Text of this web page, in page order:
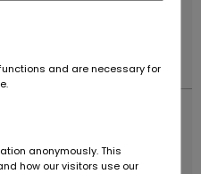
and are necessary for
anonymously. This
how our visitors use our